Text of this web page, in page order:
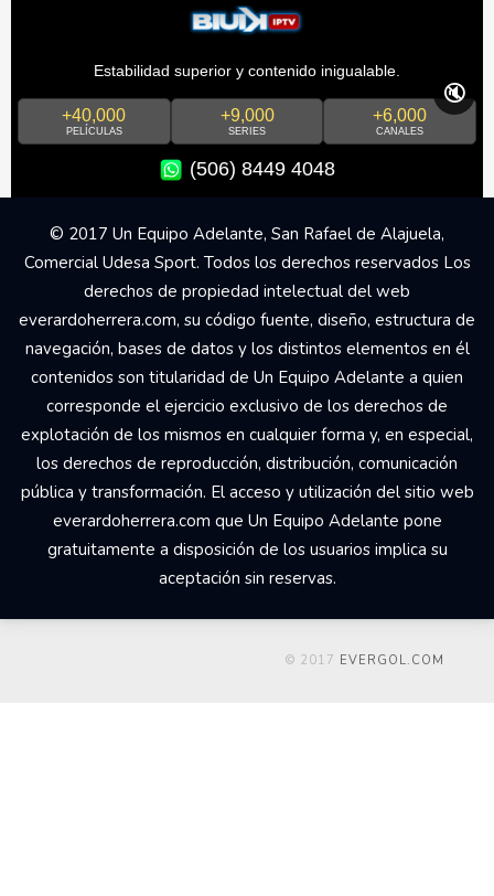
Estabilidad superior y contenido inigualable.
+40,000
PELÍCULAS
+9,000
SERIES
+6,000
CANALES
(506) 8449 4048
🔇
© 2017 Un Equipo Adelante, San Rafael de Alajuela,
Comercial Udesa Sport. Todos los derechos reservados Los
derechos de propiedad intelectual del web
everardoherrera.com, su código fuente, diseño, estructura de
navegación, bases de datos y los distintos elementos en él
contenidos son titularidad de Un Equipo Adelante a quien
corresponde el ejercicio exclusivo de los derechos de
explotación de los mismos en cualquier forma y, en especial,
los derechos de reproducción, distribución, comunicación
pública y transformación. El acceso y utilización del sitio web
everardoherrera.com que Un Equipo Adelante pone
gratuitamente a disposición de los usuarios implica su
aceptación sin reservas.
© 2017 EVERGOL.COM